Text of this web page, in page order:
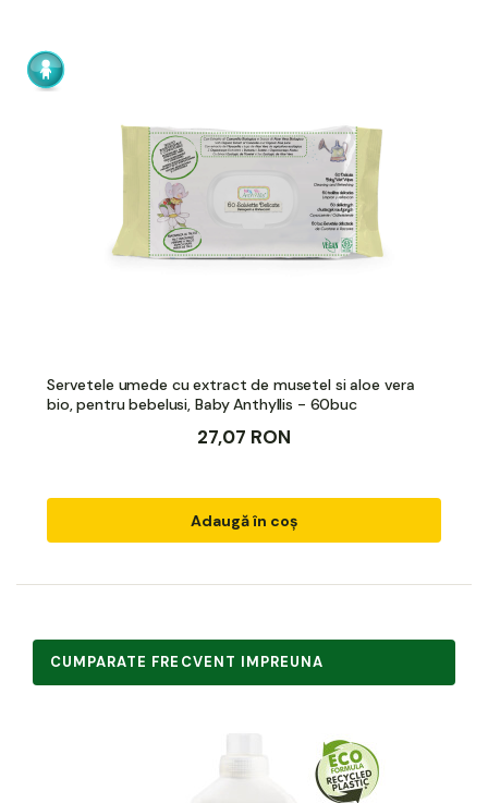
Servetele umede cu extract de musetel si aloe vera
bio, pentru bebelusi, Baby Anthyllis - 60buc
27,07 RON
Adaugă în coș
CUMPARATE FRECVENT IMPREUNA